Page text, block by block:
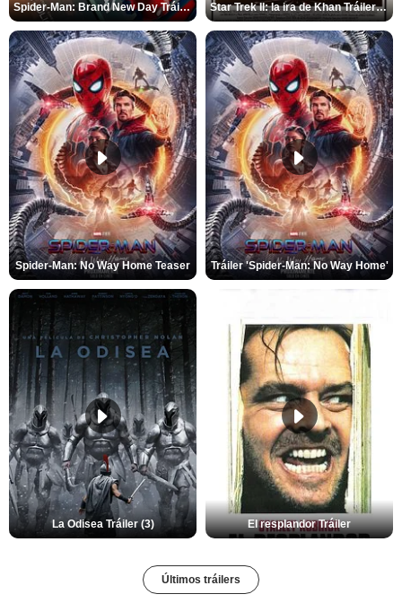
Spider-Man: Brand New Day Tráiler (3) Star Trek II: la ira de Khan Tráiler VO
Spider-Man: No Way Home Teaser Tráiler 'Spider-Man: No Way Home'
La Odisea Tráiler (3) El resplandor Tráiler
Últimos tráilers